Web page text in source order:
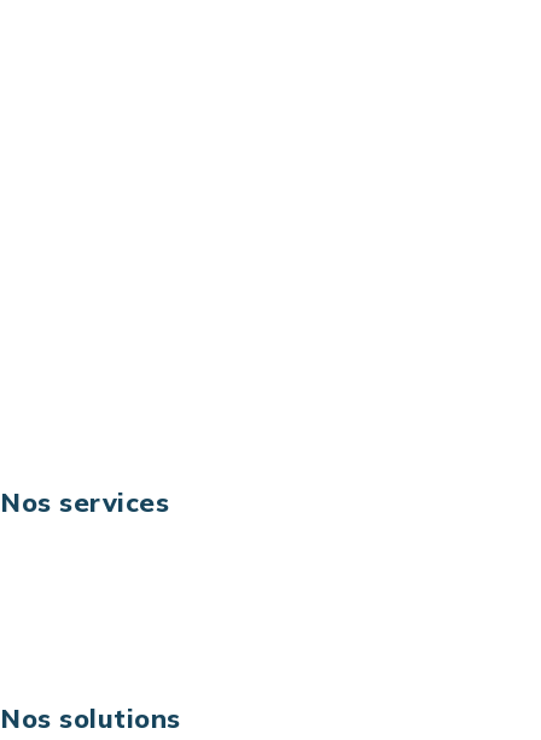
Nos services
Nos solutions